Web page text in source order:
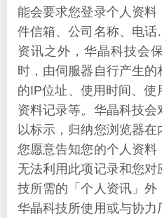
能会要求您登录个人资
件信箱、公司名称、电
资讯之外，华晶科技会
时，由伺服器自行产生
的IP位址、使用时间、
资料记录等。华晶科技
以标示，归纳您浏览器
您愿意告知您的个人资
无法利用此项记录和您
技所需的「个人资讯」
华晶科技所使用或与协